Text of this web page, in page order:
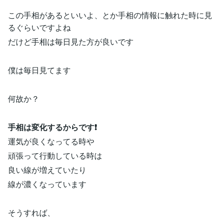
この手相があるといいよ、とか手相の情報に触れた時に見
るぐらいですよね
だけど手相は毎日見た方が良いです
僕は毎日見てます
何故か？
手相は変化するからです❗️
運気が良くなってる時や
頑張って行動している時は
良い線が増えていたり
線が濃くなっています
そうすれば、